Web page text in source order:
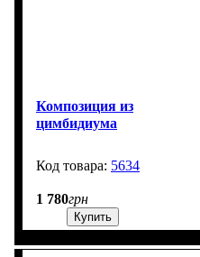
Композиция из
цимбидиума
5634
1 780грн
Купить